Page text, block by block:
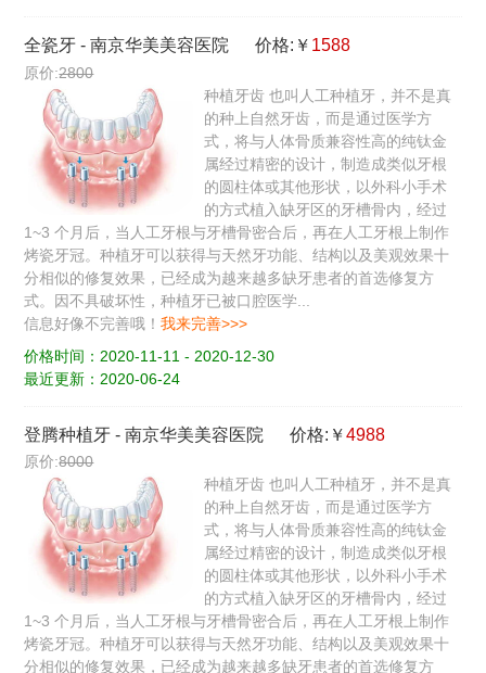
全瓷牙 -南京华美美容医院 价格:￥ 1588
原价:2800
种植牙齿 也叫人工种植牙，并不是真
的种上自然牙齿，而是通过医学方
式，将与人体骨质兼容性高的纯钛金
属经过精密的设计，制造成类似牙根
的圆柱体或其他形状，以外科小手术
的方式植入缺牙区的牙槽骨内，经过
1~3 个月后，当人工牙根与牙槽骨密合后，再在人工牙根上制作
烤瓷牙冠。种植牙可以获得与天然牙功能、结构以及美观效果十
分相似的修复效果，已经成为越来越多缺牙患者的首选修复方
式。因不具破坏性，种植牙已被口腔医学...
信息好像不完善哦！我来完善>>>
价格时间：2020-11-11 - 2020-12-30
最近更新：2020-06-24
登腾种植牙 -南京华美美容医院 价格:￥4988
原价:8000
种植牙齿 也叫人工种植牙，并不是真
的种上自然牙齿，而是通过医学方
式，将与人体骨质兼容性高的纯钛金
属经过精密的设计，制造成类似牙根
的圆柱体或其他形状，以外科小手术
的方式植入缺牙区的牙槽骨内，经过
1~3 个月后，当人工牙根与牙槽骨密合后，再在人工牙根上制作
烤瓷牙冠。种植牙可以获得与天然牙功能、结构以及美观效果十
分相似的修复效果，已经成为越来越多缺牙患者的首选修复方